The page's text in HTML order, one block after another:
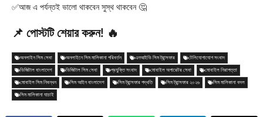
✅আজ এ পর্যন্তই ভালো থাকবেন সুস্থ থাকবেন 🤔
📌 পোস্টটি শেয়ার করুন! 🔥
অনলাইন সিম সেবা অনলাইনে সিম মালিকানা পরিবর্তন এনআইডি সিম ট্রান্সফার টেলিযোগাযোগ সংবাদ
ডিজিটাল বাংলাদেশ ডিজিটাল সিম সেবা প্রযুক্তি সংবাদ মোবাইল অপারেটর সেবা মোবাইল নিরাপত্তা
মোবাইল সিম নিবন্ধন সিম আইন বাংলাদেশ সিম ট্রান্সফার পদ্ধতি সিম ট্রান্সফার ২০২৬ সিম মালিকানা বদল
সিম মালিকানা যাচাই